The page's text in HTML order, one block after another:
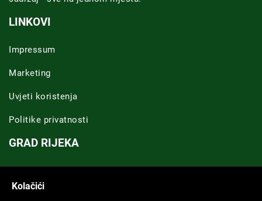
LINKOVI
Impressum
Marketing
Uvjeti koristenja
Politike privatnosti
GRAD RIJEKA
Kolačići